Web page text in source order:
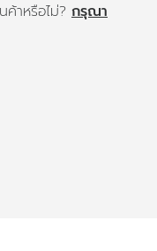
ค้าหรือไม่? กรุณา